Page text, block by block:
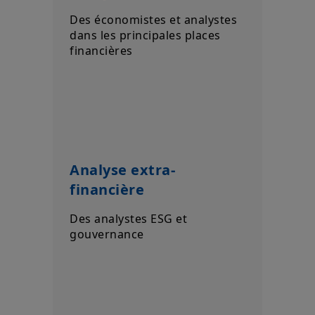
Des économistes et analystes
dans les principales places
financières
Analyse extra-
financière
Des analystes ESG et
gouvernance